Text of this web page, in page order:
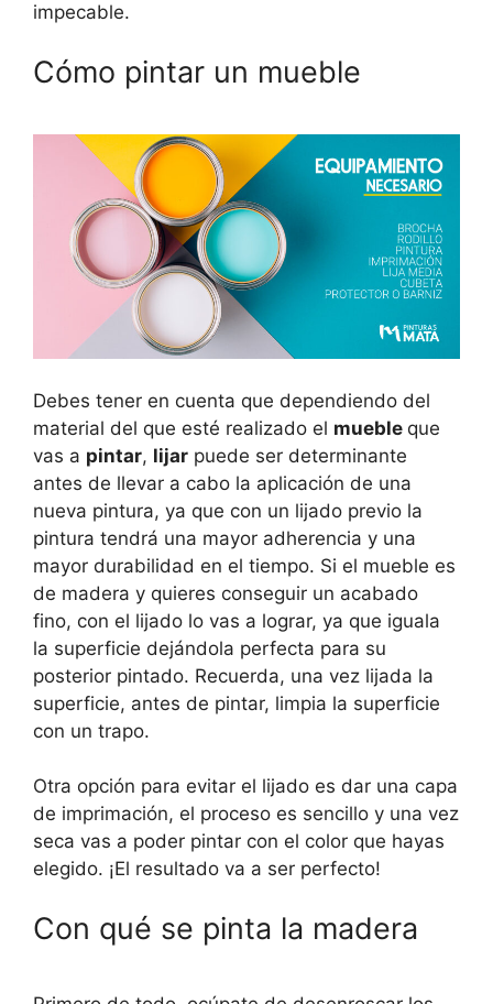
impecable.
Cómo pintar un mueble
Debes tener en cuenta que dependiendo del
material del que esté realizado el mueble que
vas a pintar, lijar puede ser determinante
antes de llevar a cabo la aplicación de una
nueva pintura, ya que con un lijado previo la
pintura tendrá una mayor adherencia y una
mayor durabilidad en el tiempo. Si el mueble es
de madera y quieres conseguir un acabado
fino, con el lijado lo vas a lograr, ya que iguala
la superficie dejándola perfecta para su
posterior pintado. Recuerda, una vez lijada la
superficie, antes de pintar, limpia la superficie
con un trapo.
Otra opción para evitar el lijado es dar una capa
de imprimación, el proceso es sencillo y una vez
seca vas a poder pintar con el color que hayas
elegido. ¡El resultado va a ser perfecto!
Con qué se pinta la madera